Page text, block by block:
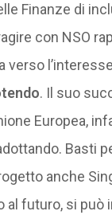
Finanze di
con NSO
verso
. Il suo
Europea,
Basti
anche
al futuro, si può